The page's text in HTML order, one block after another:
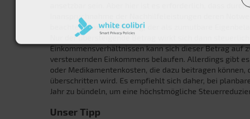
ansetzbar sein. Aber hier ist es erforderlich, dass
Inanspruchnahme der Nachhilfeleistungen deren
beachten, dass der Betrag, der als zumutbare
Nur der übersteigende Betrag wirkt sich dann steuerlich
Einkommensverhältnissen kann sich dieser Betrag auf
versteuernden Einkommens belaufen. Allerdings gibt
oder Medikamentenkosten, die dazu beitragen
überschritten wird. Es empfiehlt sich daher, bei
Jahr zu bündeln, um eine höchstmögliche
Unser Tipp